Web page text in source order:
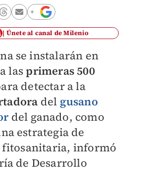
Únete al canal de Milenio
se instalarán en
lasprimeras 500
detectar a la
del gusano
del ganado, como
estrategia de
informó
de Desarrollo